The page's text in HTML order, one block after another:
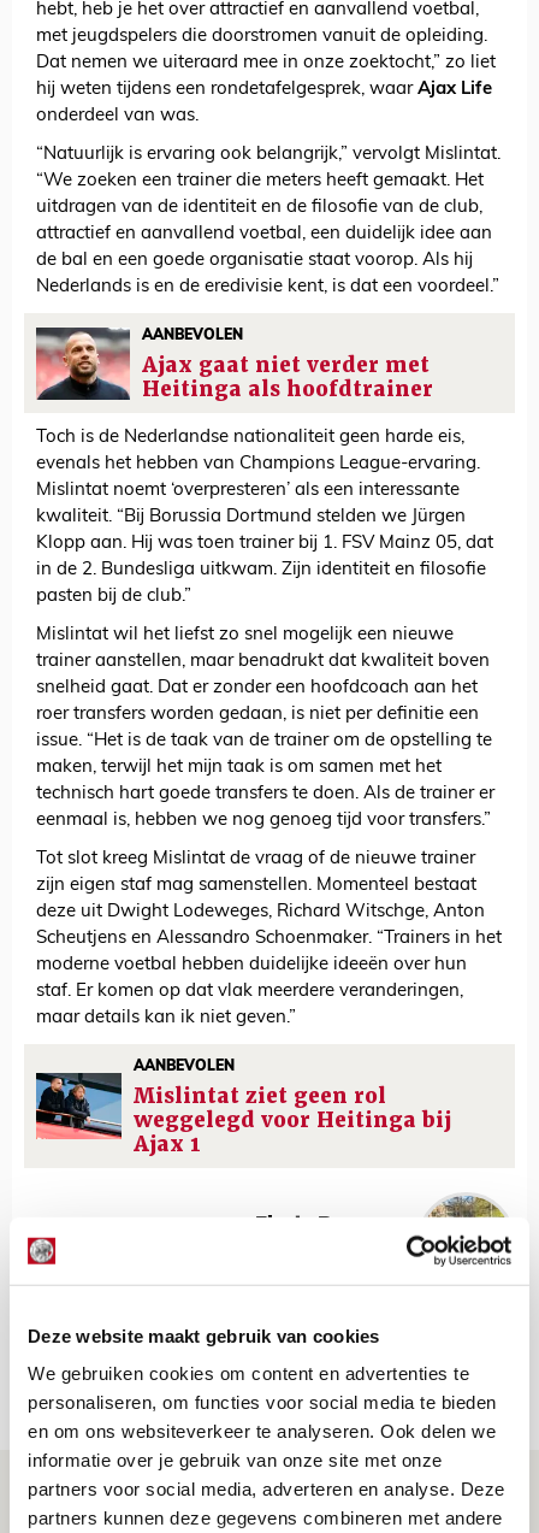
Deze website maakt gebruik van cookies
We gebruiken cookies om content en advertenties te
personaliseren, om functies voor social media te bieden
en om ons websiteverkeer te analyseren. Ook delen we
informatie over je gebruik van onze site met onze
partners voor social media, adverteren en analyse. Deze
partners kunnen deze gegevens combineren met andere
hebt, heb je het over attractief en aanvallend voetbal,
met jeugdspelers die doorstromen vanuit de opleiding.
Dat nemen we uiteraard mee in onze zoektocht,” zo liet
hij weten tijdens een rondetafelgesprek, waar Ajax Life
onderdeel van was.
“Natuurlijk is ervaring ook belangrijk,” vervolgt Mislintat.
“We zoeken een trainer die meters heeft gemaakt. Het
uitdragen van de identiteit en de filosofie van de club,
attractief en aanvallend voetbal, een duidelijk idee aan
de bal en een goede organisatie staat voorop. Als hij
Nederlands is en de eredivisie kent, is dat een voordeel.”
AANBEVOLEN
Ajax gaat niet verder met
Heitinga als hoofdtrainer
Toch is de Nederlandse nationaliteit geen harde eis,
evenals het hebben van Champions League-ervaring.
Mislintat noemt ‘overpresteren’ als een interessante
kwaliteit. “Bij Borussia Dortmund stelden we Jürgen
Klopp aan. Hij was toen trainer bij 1. FSV Mainz 05, dat
in de 2. Bundesliga uitkwam. Zijn identiteit en filosofie
pasten bij de club.”
Mislintat wil het liefst zo snel mogelijk een nieuwe
trainer aanstellen, maar benadrukt dat kwaliteit boven
snelheid gaat. Dat er zonder een hoofdcoach aan het
roer transfers worden gedaan, is niet per definitie een
issue. “Het is de taak van de trainer om de opstelling te
maken, terwijl het mijn taak is om samen met het
technisch hart goede transfers te doen. Als de trainer er
eenmaal is, hebben we nog genoeg tijd voor transfers.”
Tot slot kreeg Mislintat de vraag of de nieuwe trainer
zijn eigen staf mag samenstellen. Momenteel bestaat
deze uit Dwight Lodeweges, Richard Witschge, Anton
Scheutjens en Alessandro Schoenmaker. “Trainers in het
moderne voetbal hebben duidelijke ideeën over hun
staf. Er komen op dat vlak meerdere veranderingen,
maar details kan ik niet geven.”
AANBEVOLEN
Mislintat ziet geen rol
weggelegd voor Heitinga bij
Ajax 1
Net binnen //
Word ballenjongen of -meid bij Jong
Ajax - Helmond Sport!